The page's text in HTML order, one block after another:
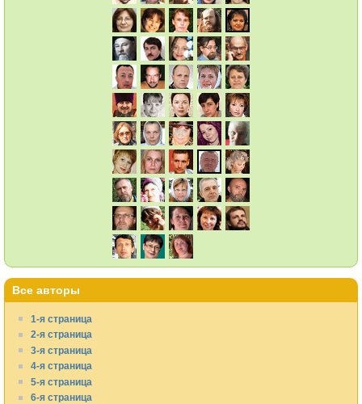
Все авторы
1-я страница
2-я страница
3-я страница
4-я страница
5-я страница
6-я страница